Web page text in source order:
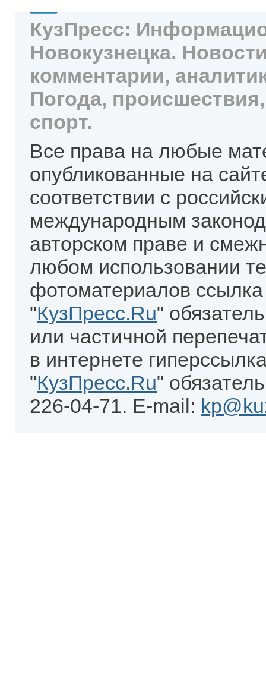
КузПресс:
Новокузнецка.
комментарии,
Погода,
спорт.
Все права на любые
опубликованные на
соответствии с
международным
авторском праве и
любом использовании
фотоматериалов
"КузПресс.Ru"
или частичной
в интернете
"КузПресс.Ru"
226-04-71. E-mail: